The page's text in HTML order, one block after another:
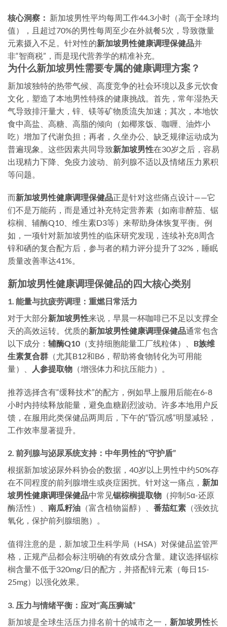
核心洞察： 新加坡男性平均每周工作44.3小时（高于全球均
值），且超过70%的男性每周至少在外就餐5次，导致微量
元素摄入不足。针对性的新加坡男性健康调理保健品并
非“智商税”，而是现代营养学的精准补充。
为什么新加坡男性需要专属的健康调理方案？
新加坡独特的热带气候、高度竞争的社会环境以及多元饮食
文化，塑造了本地男性特殊的健康挑战。首先，常年湿热天
气导致排汗量大，锌、镁等矿物质流失加速；其次，本地饮
食中高盐、高糖、高脂的倾向（如椰浆饭、咖喱、油炸小
吃）增加了代谢负担；再者，久坐办公、缺乏规律运动成为
普遍现象。这些因素共同导致新加坡男性在30岁之后，容易
出现精力下降、免疫力波动、前列腺不适以及情绪压力累积
等问题。
而新加坡男性健康调理保健品正是针对这些痛点设计——它
们不是万能药，而是通过补充特定营养素（如南非醉茄、锯
棕榈、辅酶Q10、维生素D3等）来帮助身体恢复平衡。例
如，一项针对新加坡男性的临床研究发现，连续补充8周含
锌和硒的复合配方后，参与者的精力评分提升了32%，睡眠
质量改善率达41%。
新加坡男性健康调理保健品的四大核心类别
1. 能量与抗疲劳调理：重燃日常活力
对于大部分新加坡男性来说，早晨一杯咖啡已不足以支撑全
天的高效运转。优质的新加坡男性健康调理保健品通常包含
以下成分： 辅酶Q10 （支持细胞能量工厂线粒体）、 B族维
生素复合群 （尤其B12和B6，帮助将食物转化为可用能
量）、
人参提取物 （增强体力和抗压能力）。
推荐选择含有“缓释技术”的配方，例如早上服用后能在6-8
小时内持续释放能量，避免血糖剧烈波动。许多本地用户反
馈，在服用此类保健品两周后，下午的“昏沉感”明显减轻，
工作效率显著提升。
2. 前列腺与泌尿系统支持：中年男性的“守护盾”
根据新加坡泌尿外科协会的数据，40岁以上男性中约50%存
在不同程度的前列腺增生或炎症困扰。针对这一痛点， 新加
坡男性健康调理保健品中常见锯棕榈提取物 （抑制5α-还原
酶活性）、 南瓜籽油 （富含植物甾醇）、 番茄红素 （强效抗
氧化，保护前列腺细胞）。
值得注意的是，新加坡卫生科学局（HSA）对保健品监管严
格，正规产品都会标注明确的有效成分含量。建议选择锯棕
榈含量不低于320mg/日的配方，并搭配锌元素（每日15-
25mg）以强化效果。
3. 压力与情绪平衡：应对“高压狮城”
新加坡是全球生活压力排名前十的城市之一， 新加坡男性长